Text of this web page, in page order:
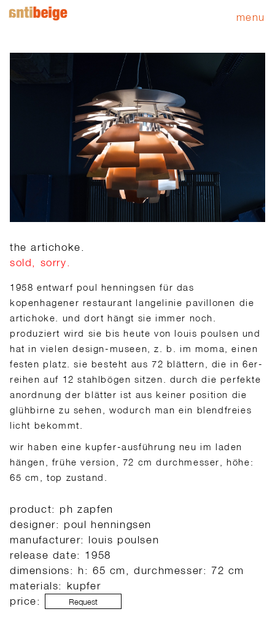
menu
the artichoke.
sold, sorry.
1958 entwarf poul henningsen für das
kopenhagener restaurant langelinie pavillonen die
artichoke. und dort hängt sie immer noch.
produziert wird sie bis heute von louis poulsen und
hat in vielen design-museen, z. b. im moma, einen
festen platz. sie besteht aus 72 blättern, die in 6er-
reihen auf 12 stahlbögen sitzen. durch die perfekte
anordnung der blätter ist aus keiner position die
glühbirne zu sehen, wodurch man ein blendfreies
licht bekommt.
wir haben eine kupfer-ausführung neu im laden
hängen, frühe version, 72 cm durchmesser, höhe:
65 cm, top zustand.
product: ph zapfen
designer: poul henningsen
manufacturer: louis poulsen
release date: 1958
dimensions: h: 65 cm, durchmesser: 72 cm
materials: kupfer
price:
Request